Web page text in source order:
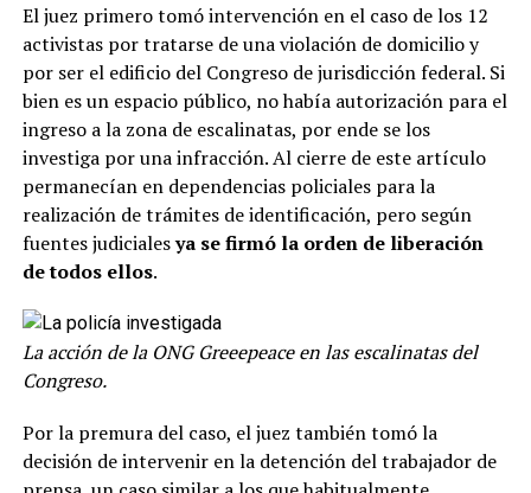
El juez primero tomó intervención en el caso de los 12
activistas por tratarse de una violación de domicilio y
por ser el edificio del Congreso de jurisdicción federal. Si
bien es un espacio público, no había autorización para el
ingreso a la zona de escalinatas, por ende se los
investiga por una infracción. Al cierre de este artículo
permanecían en dependencias policiales para la
realización de trámites de identificación, pero según
fuentes judicialesya se firmó la orden de liberación
de todos ellos.
La acción de la ONG Greeepeace en las escalinatas del
Congreso.
Por la premura del caso, el juez también tomó la
decisión de intervenir en la detención del trabajador de